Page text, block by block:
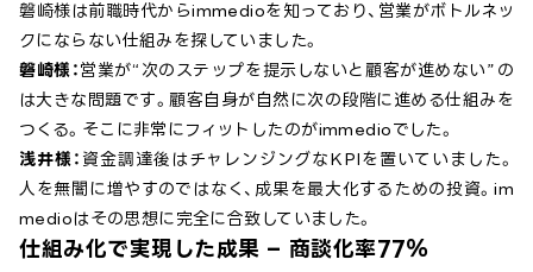
磐崎様は前職時代からimmedioを知っており、営業がボトルネッ
クにならない仕組みを探していました。
磐崎様： 営業が“次のステップを提示しないと顧客が進めない”の
は大きな問題です。顧客自身が自然に次の段階に進める仕組みを
つくる。そこに非常にフィットしたのがimmedioでした。
浅井様： 資金調達後はチャレンジングなKPIを置いていました。
人を無闇に増やすのではなく、成果を最大化するための投資。im
medioはその思想に完全に合致していました。
仕組み化で実現した成果 – 商談化率77％